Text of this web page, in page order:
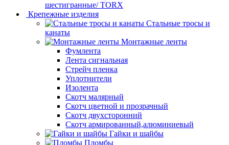
шестигранные/ TORX
Крепежные изделия
Стальные тросы и
канаты
Монтажные ленты
Фумлента
Лента сигнальная
Стрейч пленка
Уплотнители
Изолента
Скотч малярный
Скотч цветной и прозрачный
Скотч двухсторонний
Скотч армированный,алюминиевый
Гайки и шайбы
Пломбы